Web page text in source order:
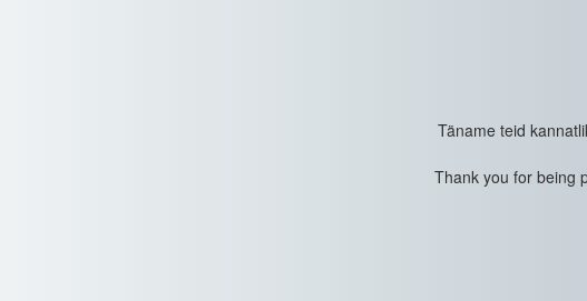
Täname teid
Thank you for being